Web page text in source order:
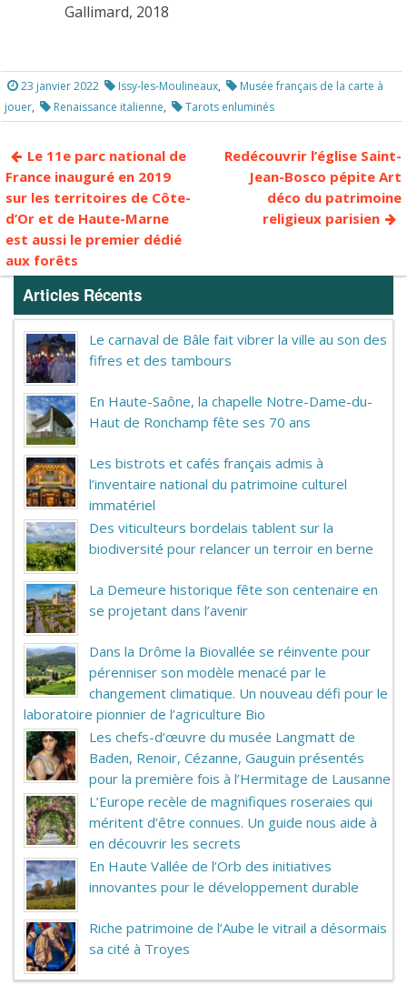
Gallimard, 2018
23 janvier 2022 Issy-les-Moulineaux,
Musée français de la carte à
jouer, Renaissance italienne, Tarots enluminés
Le 11e parc national de
France inauguré en 2019
sur les territoires de Côte-
d’Or et de Haute-Marne
est aussi le premier dédié
aux forêts
Redécouvrir l’église Saint-
Jean-Bosco pépite Art
déco du patrimoine
religieux parisien
Articles Récents
Le carnaval de Bâle fait vibrer la ville au son des
fifres et des tambours
En Haute-Saône, la chapelle Notre-Dame-du-
Haut de Ronchamp fête ses 70 ans
Les bistrots et cafés français admis à
l’inventaire national du patrimoine culturel
immatériel
Des viticulteurs bordelais tablent sur la
biodiversité pour relancer un terroir en berne
La Demeure historique fête son centenaire en
se projetant dans l’avenir
Dans la Drôme la Biovallée se réinvente pour
pérenniser son modèle menacé par le
changement climatique. Un nouveau défi pour le
laboratoire pionnier de l’agriculture Bio
Les chefs-d’œuvre du musée Langmatt de
Baden, Renoir, Cézanne, Gauguin présentés
pour la première fois à l’Hermitage de Lausanne
L’Europe recèle de magnifiques roseraies qui
méritent d’être connues. Un guide nous aide à
en découvrir les secrets
En Haute Vallée de l’Orb des initiatives
innovantes pour le développement durable
Riche patrimoine de l’Aube le vitrail a désormais
sa cité à Troyes